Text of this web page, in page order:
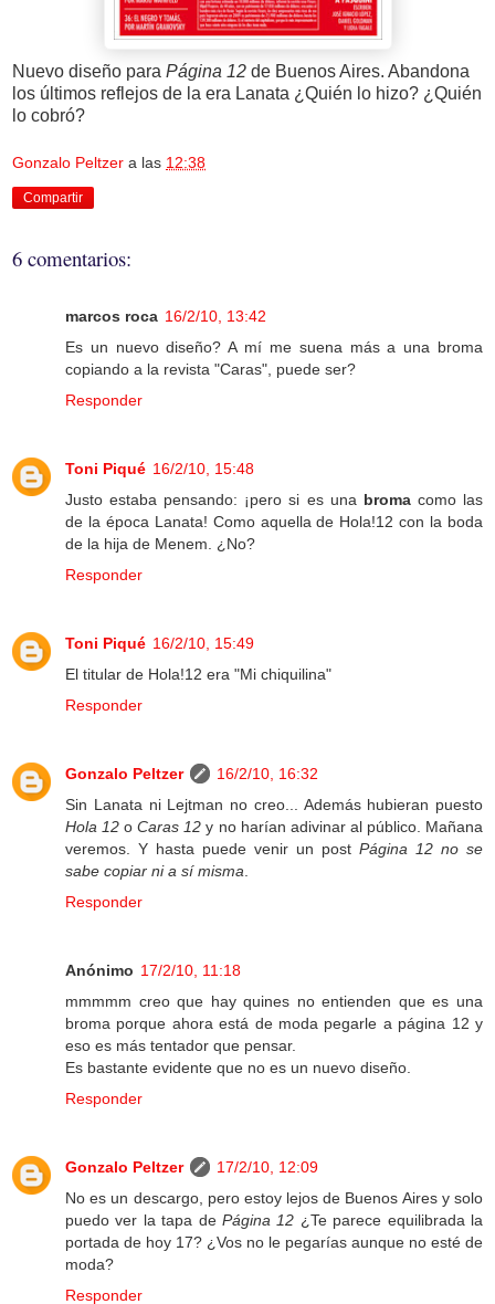
Nuevo diseño para Página 12 de Buenos Aires. Abandona
los últimos reflejos de la era Lanata ¿Quién lo hizo? ¿Quién
lo cobró?
Gonzalo Peltzer a las 12:38
Compartir
6 comentarios:
marcos roca 16/2/10, 13:42
Es un nuevo diseño? A mí me suena más a una broma
copiando a la revista "Caras", puede ser?
Responder
Toni Piqué 16/2/10, 15:48
Justo estaba pensando: ¡pero si es una bromacomo las
de la época Lanata! Como aquella de Hola!12 con la boda
de la hija de Menem. ¿No?
Responder
Toni Piqué 16/2/10, 15:49
El titular de Hola!12 era "Mi chiquilina"
Responder
Gonzalo Peltzer
16/2/10, 16:32
Sin Lanata ni Lejtman no creo... Además hubieran puesto
Hola 12 oCaras 12 y no harían adivinar al público. Mañana
veremos. Y hasta puede venir un post Página 12 no se
sabe copiar ni a sí misma.
Responder
Anónimo 17/2/10, 11:18
mmmmm creo que hay quines no entienden que es una
broma porque ahora está de moda pegarle a página 12 y
eso es más tentador que pensar.
Es bastante evidente que no es un nuevo diseño.
Responder
Gonzalo Peltzer
17/2/10, 12:09
No es un descargo, pero estoy lejos de Buenos Aires y solo
puedo ver la tapa de Página 12 ¿Te parece equilibrada la
portada de hoy 17? ¿Vos no le pegarías aunque no esté de
moda?
Responder